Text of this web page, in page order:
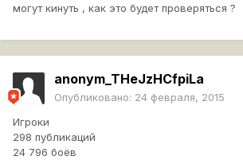
могут кинуть , как это будет проверяться ?
anonym_THeJzHCfpiLa
Опубликовано: 24 февраля, 2015
Игроки
298 публикаций
24 796 боёв